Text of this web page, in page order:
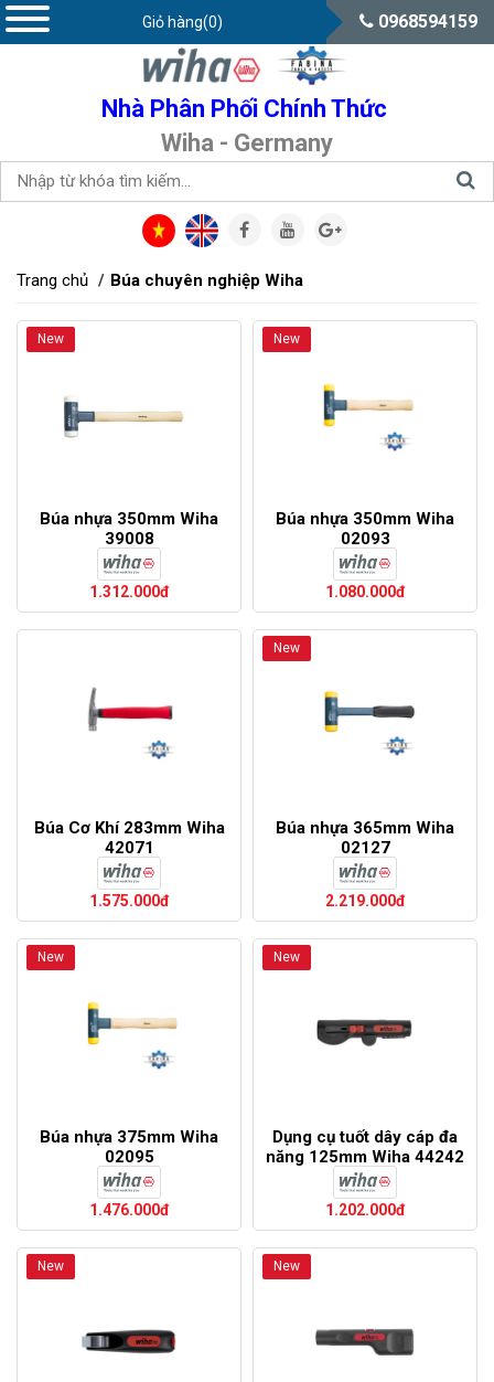
0968594159
Nhà Phân Phối Chính Thức
Wiha - Germany
Giỏ hàng(0)
Trang chủ Búa chuyên nghiệp Wiha
New
Búa nhựa 350mm Wiha
39008
1.312.000đ
New
Búa nhựa 350mm Wiha
02093
1.080.000đ
Búa Cơ Khí 283mm Wiha
42071
1.575.000đ
New
Búa nhựa 365mm Wiha
02127
2.219.000đ
New
Búa nhựa 375mm Wiha
02095
1.476.000đ
New
Dụng cụ tuốt dây cáp đa
năng 125mm Wiha 44242
1.202.000đ
New New